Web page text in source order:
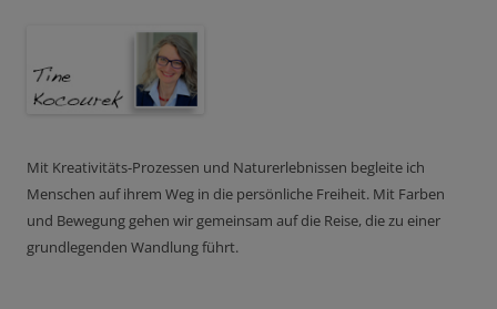
Mit Kreativitäts-Prozessen und Naturerlebnissen begleite ich
Menschen auf ihrem Weg in die persönliche Freiheit. Mit Farben
und Bewegung gehen wir gemeinsam auf die Reise, die zu einer
grundlegenden Wandlung führt.